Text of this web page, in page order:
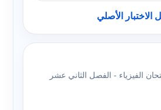
الأصلي
الفيزياء - الفصل الثاني عشر